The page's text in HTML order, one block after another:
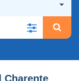
Charente